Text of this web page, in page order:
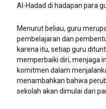
Al-Hadad di hadapan para
Menurut beliau, guru
pembelajaran dan
karena itu, setiap guru
memperbaiki diri, menjaga
komitmen dalam
menambahkan bahwa
sekolah akan dimulai dari